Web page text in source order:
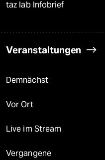
taz lab Infobrief
Veranstaltungen
Demnächst
Vor Ort
Live im Stream
Vergangene